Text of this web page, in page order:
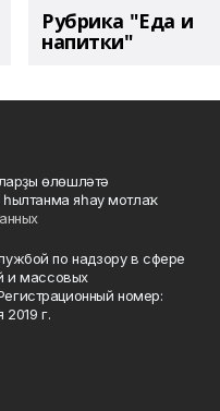
Рубрика "Еда и
напитки"
өлөшләтә
яһау мотлаҡ.
по надзору в сфере
и массовых
номер:
г.